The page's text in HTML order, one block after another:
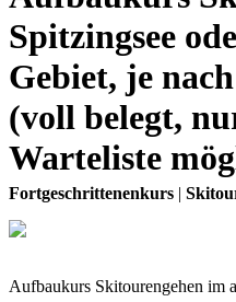
Spitzingsee
Gebiet, je
(voll belegt,
Warteliste
Fortgeschrittenenkurs |
Aufbaukurs Skitourengehen im